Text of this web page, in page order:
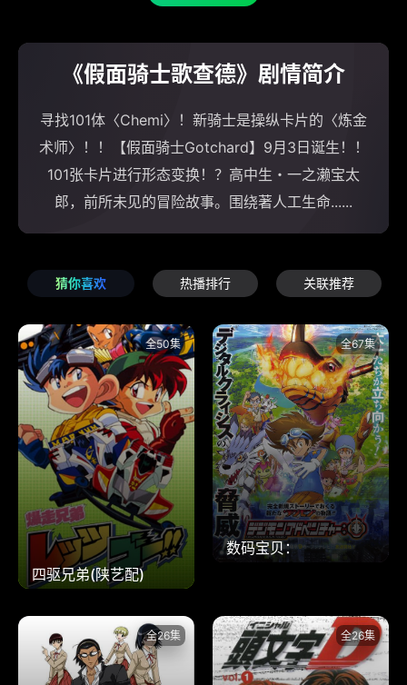
《假面骑士歌查德》剧情简介
寻找101体〈Chemi〉！新骑士是操纵卡片的〈炼金
术师〉！！【假面骑士Gotchard】9月3日诞生！！
101张卡片进行形态变换！？高中生・一之濑宝太
郎，前所未见的冒险故事。围绕著人工生命......
猜你喜欢 热播排行 关联推荐
全50集
四驱兄弟(陕艺配)
全67集
数码宝贝：
全26集 全26集